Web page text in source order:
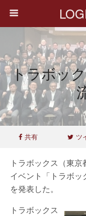
トラボッ
共有 ツ
トラボックス（東
イベント「トラボ
を発表した。
トラボックス